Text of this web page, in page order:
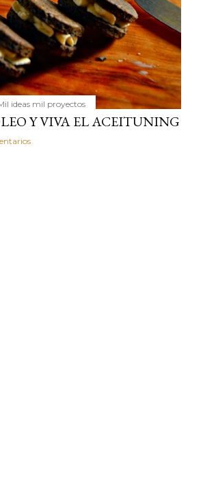
ideas mil proyectos
Y VIVA EL ACEITUNING